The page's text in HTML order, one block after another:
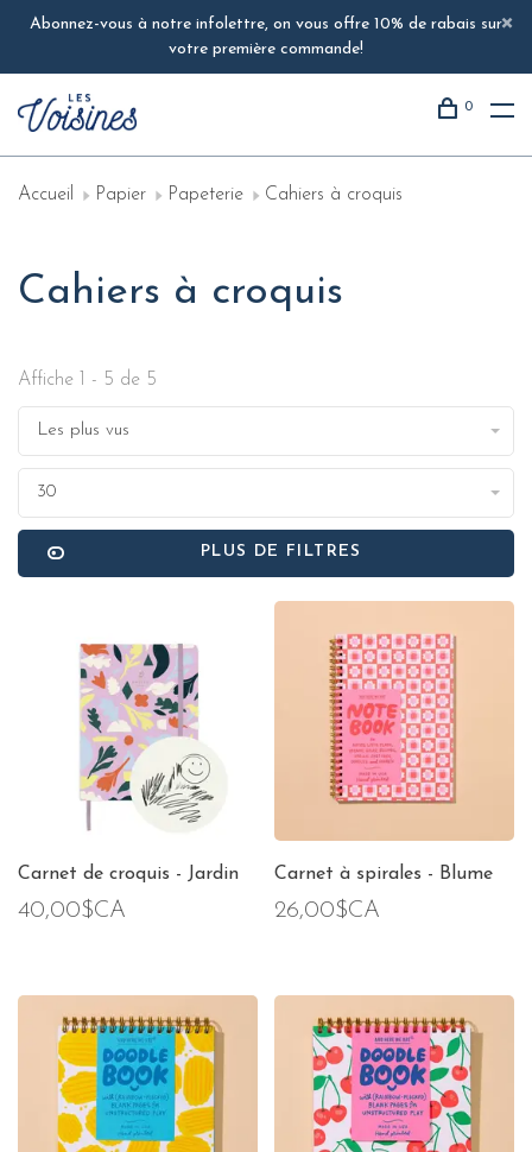
Abonnez-vous à notre infolettre, on vous offre 10% de rabais sur
votre première commande!
0
Accueil Papier Papeterie Cahiers à croquis
Cahiers à croquis
Affiche 1 - 5 de 5
Les plus vus
30
PLUS DE FILTRES
Carnet de croquis - Jardin
40,00$CA
Carnet à spirales - Blume
26,00$CA